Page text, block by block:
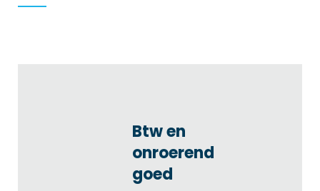
Btw en
onroerend
goed